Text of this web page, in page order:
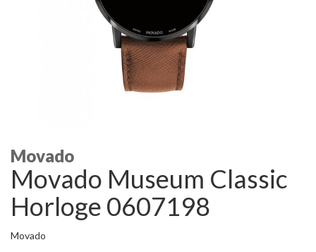
Movado
Movado Museum Classic
Horloge 0607198
Movado